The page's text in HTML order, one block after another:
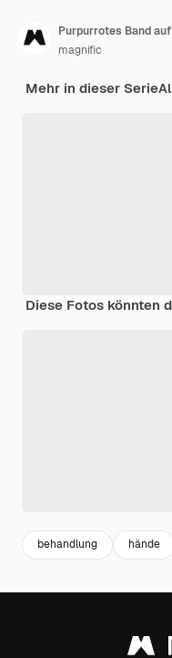
Purpurrotes Band
magnific
Mehr in dieser Serie
Diese Fotos könnten
behandlung hände